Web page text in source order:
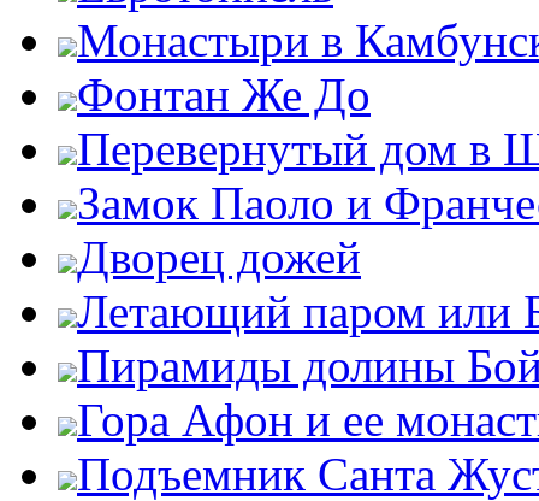
Монастыри в
Фонтан Же До
Перевернутый дом в
Замок Паоло и
Дворец дожей
Летающий паром или
Пирамиды долины
Гора Афон и ее
Подъемник Санта